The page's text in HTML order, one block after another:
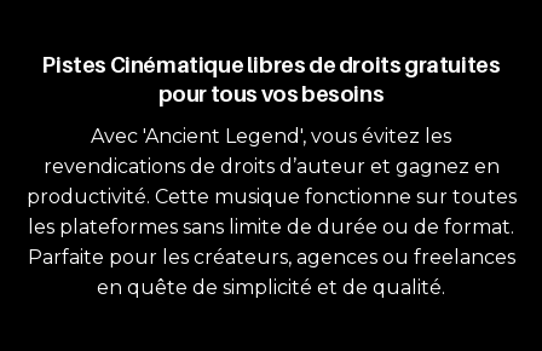
Pistes Cinématique libres de droits gratuites
pour tous vos besoins
Avec 'Ancient Legend', vous évitez les
revendications de droits d’auteur et gagnez en
productivité. Cette musique fonctionne sur toutes
les plateformes sans limite de durée ou de format.
Parfaite pour les créateurs, agences ou freelances
en quête de simplicité et de qualité.